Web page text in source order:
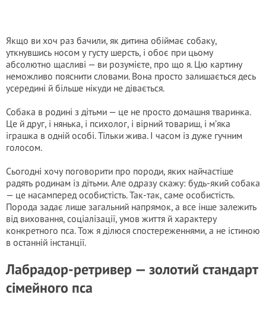
Якщо ви хоч раз бачили, як дитина обіймає собаку,
уткнувшись носом у густу шерсть, і обоє при цьому
абсолютно щасливі — ви розумієте, про що я. Цю картину
неможливо пояснити словами. Вона просто залишається десь
усередині й більше нікуди не дівається.
Собака в родині з дітьми — це не просто домашня тваринка.
Це й друг, і нянька, і психолог, і вірний товариш, і м’яка
іграшка в одній особі. Тільки жива. І часом із дуже гучним
голосом.
Сьогодні хочу поговорити про породи, яких найчастіше
радять родинам із дітьми. Але одразу скажу: будь-який собака
— це насамперед особистість. Так-так, саме особистість.
Порода задає лише загальний напрямок, а все інше залежить
від виховання, соціалізації, умов життя й характеру
конкретного пса. Тож я ділюся спостереженнями, а не істиною
в останній інстанції.
Лабрадор-ретривер — золотий стандарт
сімейного пса